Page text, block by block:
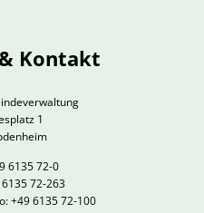
Kontakt
1
6135 72-0
72-263
+49 6135 72-100